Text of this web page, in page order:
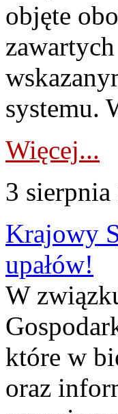
objęte
systemu.
Więcej...
3
Krajowy
upałów!
W
które w
oraz